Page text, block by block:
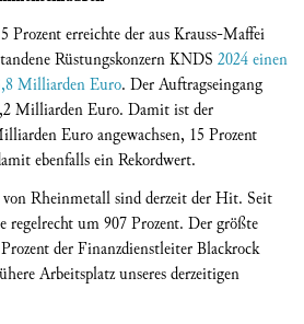
erreichte der aus Krauss-Maffei
Rüstungskonzern KNDS 2024 einen
Milliarden Euro. Der Auftragseingang
Milliarden Euro. Damit ist der
Euro angewachsen, 15 Prozent
ebenfalls ein Rekordwert.
Rheinmetall sind derzeit der Hit. Seit
regelrecht um 907 Prozent. Der größte
der Finanzdienstleiter Blackrock
Arbeitsplatz unseres derzeitigen